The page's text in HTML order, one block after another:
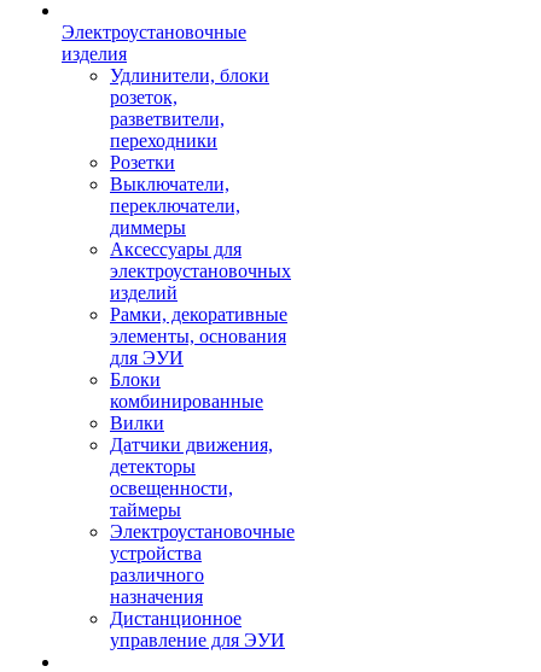
Электроустановочные
изделия
Удлинители, блоки
розеток,
разветвители,
переходники
Розетки
Выключатели,
переключатели,
диммеры
Аксессуары для
электроустановочных
изделий
Рамки, декоративные
элементы, основания
для ЭУИ
Блоки
комбинированные
Вилки
Датчики движения,
детекторы
освещенности,
таймеры
Электроустановочные
устройства
различного
назначения
Дистанционное
управление для ЭУИ